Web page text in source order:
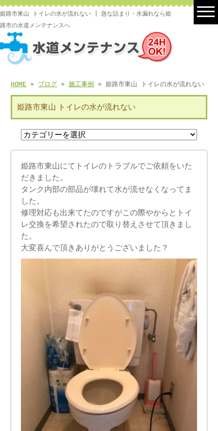
姫路市東山 トイレの水が流れない | 急な詰まり・水漏れなら姫
路市の水道メンテナンスへ
HOME » ブログ »施工事例 » 姫路市東山 トイレの水が流れない
姫路市東山 トイレの水が流れない
姫路市東山にてトイレのトラブルでご依頼をいた
だきました。
タンク内部の部品が壊れて水が流せなくなってま
した。
修理対応も出来てたのですがこの際やからとトイ
レ交換を希望されたので取り替えさせて頂きまし
た。
大変喜んで頂きありがとうございました？